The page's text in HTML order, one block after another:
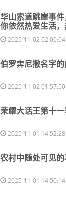
华山索道跳崖事
你依然热爱生活，
2025-11-02 02:00:04
伯罗奔尼撒名字
2025-11-02 01:57:50
荣耀大话王第十
2025-11-01 14:52:28
农村中随处可见的
2025-11-01 14:50:14